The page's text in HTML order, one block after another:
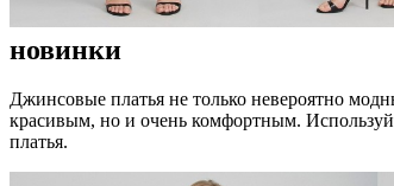
новинки
Джинсовые платья не только невероятно
красивым, но и очень комфортным.
платья.